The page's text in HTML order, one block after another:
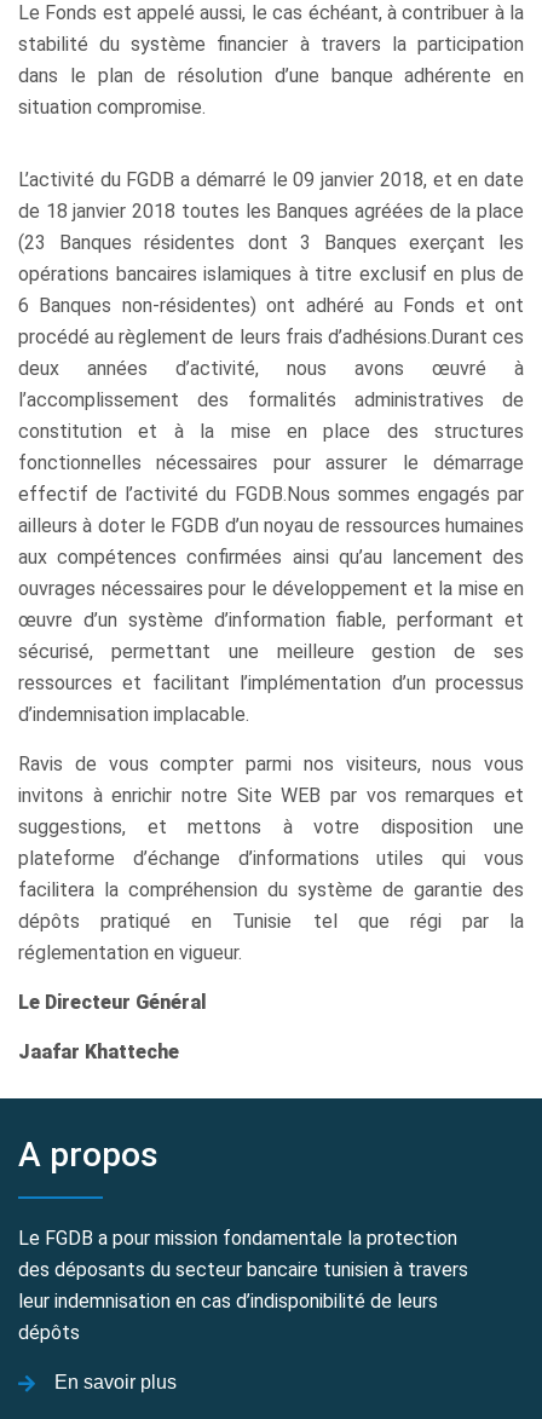
Le Fonds est appelé aussi, le cas échéant, à contribuer à la
stabilité du système financier à travers la participation
dans le plan de résolution d’une banque adhérente en
situation compromise.
L’activité du FGDB a démarré le 09 janvier 2018, et en date
de 18 janvier 2018 toutes les Banques agréées de la place
(23 Banques résidentes dont 3 Banques exerçant les
opérations bancaires islamiques à titre exclusif en plus de
6 Banques non-résidentes) ont adhéré au Fonds et ont
procédé au règlement de leurs frais d’adhésions.Durant ces
deux années d’activité, nous avons œuvré à
l’accomplissement des formalités administratives de
constitution et à la mise en place des structures
fonctionnelles nécessaires pour assurer le démarrage
effectif de l’activité du FGDB.Nous sommes engagés par
ailleurs à doter le FGDB d’un noyau de ressources humaines
aux compétences confirmées ainsi qu’au lancement des
ouvrages nécessaires pour le développement et la mise en
œuvre d’un système d’information fiable, performant et
sécurisé, permettant une meilleure gestion de ses
ressources et facilitant l’implémentation d’un processus
d’indemnisation implacable.
Ravis de vous compter parmi nos visiteurs, nous vous
invitons à enrichir notre Site WEB par vos remarques et
suggestions, et mettons à votre disposition une
plateforme d’échange d’informations utiles qui vous
facilitera la compréhension du système de garantie des
dépôts pratiqué en Tunisie tel que régi par la
réglementation en vigueur.
Le Directeur Général
Jaafar Khatteche
A propos
Le FGDB a pour mission fondamentale la protection
des déposants du secteur bancaire tunisien à travers
leur indemnisation en cas d’indisponibilité de leurs
dépôts
En savoir plus